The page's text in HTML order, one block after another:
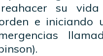
su vida
e iniciando